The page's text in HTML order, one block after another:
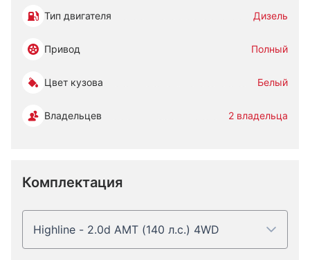
Тип двигателя Дизель
Привод Полный
Цвет кузова Белый
Владельцев 2 владельца
Комплектация
Highline - 2.0d AMT (140 л.с.) 4WD